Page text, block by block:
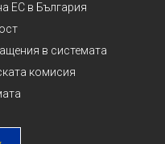
ЕС в България
в системата
комисия